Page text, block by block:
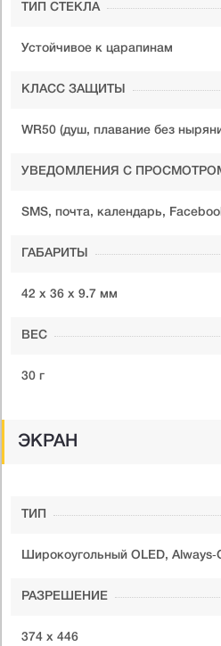
ТИП СТЕКЛА
Устойчивое к царапинам
КЛАСС ЗАЩИТЫ
WR50 (душ, плавание без
УВЕДОМЛЕНИЯ С
SMS, почта, календарь,
ГАБАРИТЫ
42 х 36 х 9.7 мм
ВЕС
30 г
ЭКРАН
ТИП
Широкоугольный OLED,
РАЗРЕШЕНИЕ
374 х 446